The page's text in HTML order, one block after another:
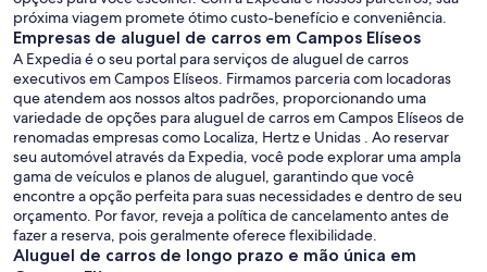
próxima viagem promete ótimo custo-benefício e conveniência.
Empresas de aluguel de carros em Campos Elíseos
A Expedia é o seu portal para serviços de aluguel de carros
executivos em Campos Elíseos. Firmamos parceria com locadoras
que atendem aos nossos altos padrões, proporcionando uma
variedade de opções para aluguel de carros em Campos Elíseos de
renomadas empresas como Localiza, Hertz e Unidas . Ao reservar
seu automóvel através da Expedia, você pode explorar uma ampla
gama de veículos e planos de aluguel, garantindo que você
encontre a opção perfeita para suas necessidades e dentro de seu
orçamento. Por favor, reveja a política de cancelamento antes de
fazer a reserva, pois geralmente oferece flexibilidade.
Aluguel de carros de longo prazo e mão única em